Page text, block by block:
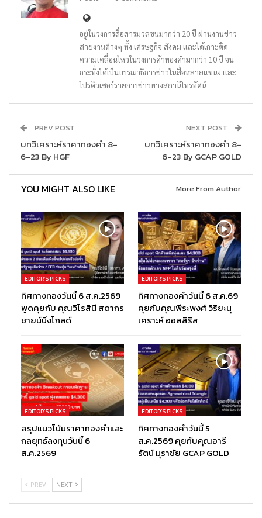
อยู่ในวงการสื่อสารมวลชนมากว่า 20 ปี ผ่านงานข่าว
สายงานต่างๆ ทั้ง เศรษฐกิจ สังคม และได้เกาะติด
ความเคลื่อนไหวในวงการค้าทองคำมากว่า 10 ปี จน
กระทั่งได้เป็นบรรณาธิการข่าวในสื่อหลายแขนง และ
โปรดิวเซอร์รายการข่าวทางสถานีโทรทัศน์
PREV POST
บทวิเคราะห์ราคาทองคำ 8-
6-23 By HGF
NEXT POST
บทวิเคราะห์ราคาทองคำ 8-
6-23 By GCAP GOLD
YOU MIGHT ALSO LIKE More From Author
EDITOR’S PICKS
ทิศทางทองวันนี้ 6 ส.ค.2569
พูดคุยกับ คุณวิโรสินี สดากร
ชายน์นิ่งโกลด์
EDITOR’S PICKS
ทิศทางทองคำวันนี้ 6 ส.ค.69
คุยกับคุณพีระพงศ์ วิริยะนุ
เคราะห์ ออสสิริส
EDITOR’S PICKS
สรุปแนวโน้มราคาทองคำและ
กลยุทธ์ลงทุนวันนี้ 6
ส.ค.2569
EDITOR’S PICKS
ทิศทางทองคำวันนี้ 5
ส.ค.2569 คุยกับคุณอารี
รัตน์ มุราชัย GCAP GOLD
PREV NEXT